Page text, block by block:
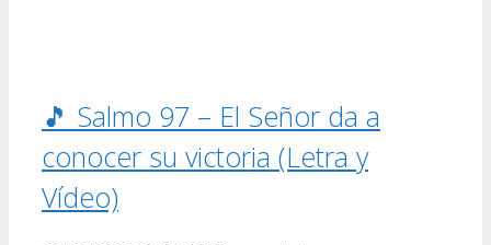
🎵 Salmo 97 – El Señor da a
conocer su victoria (Letra y
Vídeo)